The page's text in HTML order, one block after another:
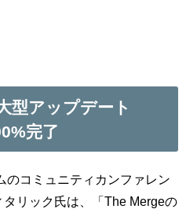
型アップデート
完了
のコミュニティカンファレン
リック氏は、「The Mergeの